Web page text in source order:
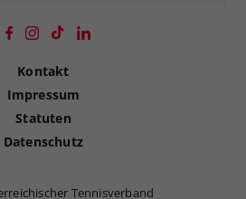
Kontakt
Impressum
Statuten
Datenschutz
Tennisverband